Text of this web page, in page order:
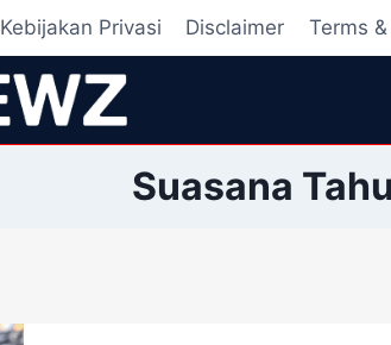
Kebijakan Privasi Disclaimer Terms
Suasana